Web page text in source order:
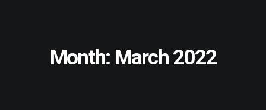
Handeln
Month: March 2022